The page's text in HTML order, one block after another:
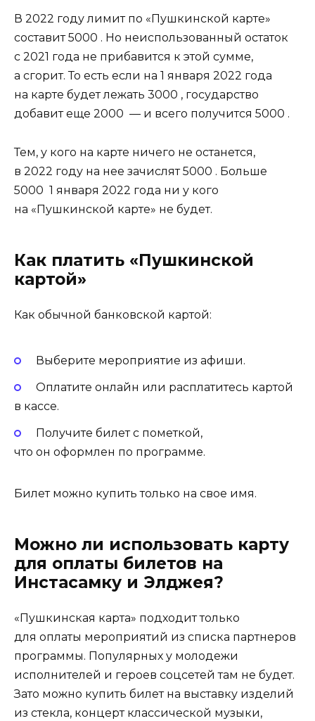
В 2022 году лимит по «Пушкинской карте»
составит 5000 . Но неиспользованный остаток
с 2021 года не прибавится к этой сумме,
а сгорит. То есть если на 1 января 2022 года
на карте будет лежать 3000 , государство
добавит еще 2000 — и всего получится 5000 .
Тем, у кого на карте ничего не останется,
в 2022 году на нее зачислят 5000 . Больше
5000 1 января 2022 года ни у кого
на «Пушкинской карте» не будет.
Как платить «Пушкинской
картой»
Как обычной банковской картой:
Выберите мероприятие из афиши.
Оплатите онлайн или расплатитесь картой
в кассе.
Получите билет с пометкой,
что он оформлен по программе.
Билет можно купить только на свое имя.
Можно ли использовать карту
для оплаты билетов на
Инстасамку и Элджея?
«Пушкинская карта» подходит только
для оплаты мероприятий из списка партнеров
программы. Популярных у молодежи
исполнителей и героев соцсетей там не будет.
Зато можно купить билет на выставку изделий
из стекла, концерт классической музыки,